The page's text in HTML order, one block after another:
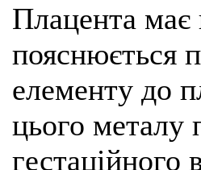
Плацента
пояснюється
елементу до
цього металу
гестаційного